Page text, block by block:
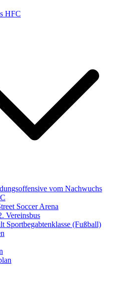
HFC
vom Nachwuchs
Soccer Arena
Vereinsbus
Sportbegabtenklasse (Fußball)